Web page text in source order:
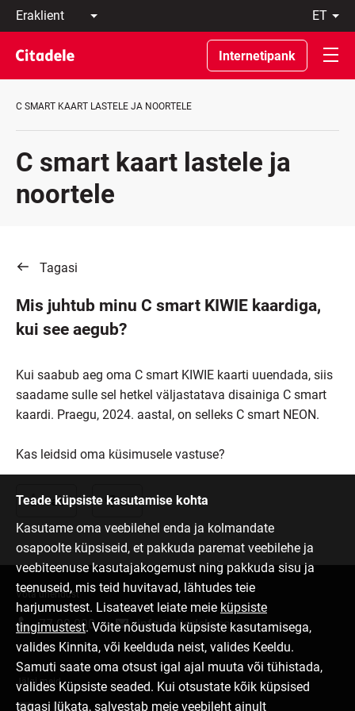
Eraklient
Äriklient
Pangast
C
REWARDS
et
Eesti
По-
русски
In
Internetipank
C SMART KAART LASTELE JA NOORTELE
C smart kaart lastele ja
noortele
Tagasi
Mis juhtub minu C smart KIWIE kaardiga,
kui see aegub?
Kui saabub aeg oma C smart KIWIE kaarti uuendada, siis
saadame sulle sel hetkel väljastatava disainiga C smart
kaardi. Praegu, 2024. aastal, on selleks C smart NEON.
Kas leidsid oma küsimusele vastuse?
Jah Ei
Teade küpsiste kasutamise kohta
Kasutame oma veebilehel enda ja kolmandate
osapoolte küpsiseid, et pakkuda paremat veebilehe ja
veebiteenuse kasutajakogemust ning pakkuda sisu ja
teenuseid, mis teid huvitavad, lähtudes teie
harjumustest. Lisateavet leiate meie küpsiste
tingimustest. Võite nõustuda küpsiste kasutamisega,
valides Kinnita, või keelduda neist, valides Keeldu.
Samuti saate oma otsust igal ajal muuta või tühistada,
valides Küpsiste seaded. Kui otsustate kõik küpsised
tagasi lükata, salvestab meie veebileht ainult
Võta ühendust
77 00 000 info@citadele.ee
Jälgi meid